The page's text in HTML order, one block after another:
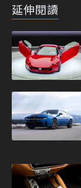
延伸閱讀